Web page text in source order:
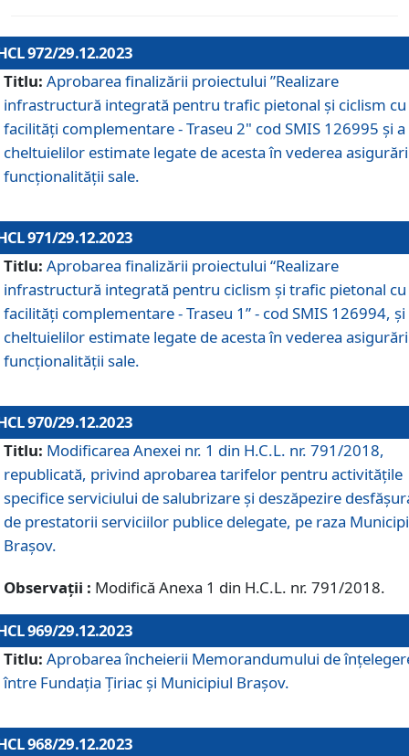
972/29.12.2023
Titlu: Aprobarea finalizării proiectului ”Realizare
infrastructură integrată pentru trafic pietonal și ciclism cu
facilități complementare - Traseu 2" cod SMIS 126995 și a
cheltuielilor estimate legate de acesta în vederea
funcționalității sale.
971/29.12.2023
Titlu: Aprobarea finalizării proiectului “Realizare
infrastructură integrată pentru ciclism şi trafic pietonal cu
facilităţi complementare - Traseu 1” - cod SMIS 126994, și
cheltuielilor estimate legate de acesta în vederea
funcționalității sale.
970/29.12.2023
Titlu: Modificarea Anexei nr. 1 din H.C.L. nr. 791/2018,
republicată, privind aprobarea tarifelor pentru activitățile
specifice serviciului de salubrizare și deszăpezire
de prestatorii serviciilor publice delegate, pe raza
Brașov.
Observații : Modifică Anexa 1 din H.C.L. nr. 791/2018.
969/29.12.2023
Titlu: Aprobarea încheierii Memorandumului de
între Fundația Țiriac și Municipiul Brașov.
968/29.12.2023